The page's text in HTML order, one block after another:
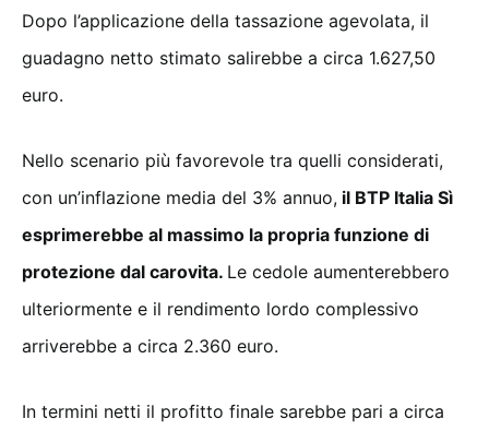
Dopo l’applicazione della tassazione agevolata, il
guadagno netto stimato salirebbe a circa 1.627,50
euro.
Nello scenario più favorevole tra quelli considerati,
con un’inflazione media del 3% annuo, il BTP Italia Sì
esprimerebbe al massimo la propria funzione di
protezione dal carovita. Le cedole aumenterebbero
ulteriormente e il rendimento lordo complessivo
arriverebbe a circa 2.360 euro.
In termini netti il profitto finale sarebbe pari a circa